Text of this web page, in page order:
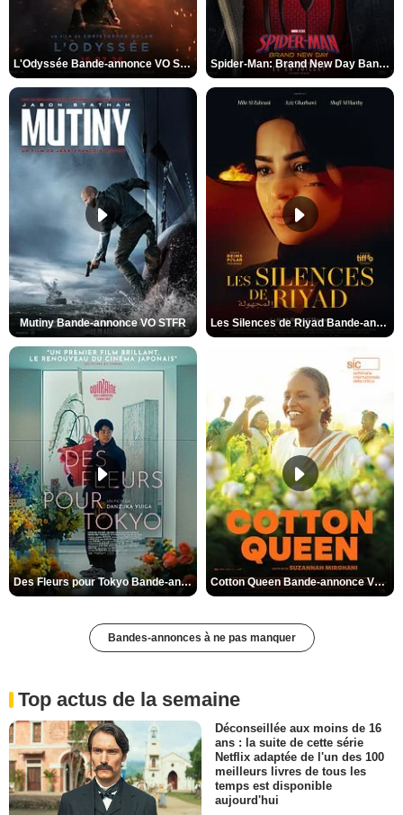
L'Odyssée Bande-annonce VO STFR Spider-Man: Brand New Day Bande-annonce VO STFR
Mutiny Bande-annonce VO STFR Les Silences de Riyad Bande-annonce VO STFR
Des Fleurs pour Tokyo Bande-annonce VO STFR Cotton Queen Bande-annonce VO STFR
Bandes-annonces à ne pas manquer
Top actus de la semaine
Déconseillée aux moins de 16
ans : la suite de cette série
Netflix adaptée de l'un des 100
meilleurs livres de tous les
temps est disponible
aujourd'hui